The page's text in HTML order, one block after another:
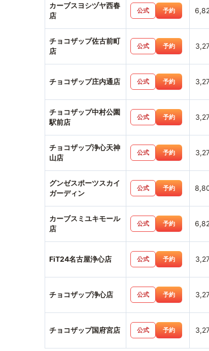
カーブスヨシヅヤ西春
店
公式 予約
チョコザップ佐古前町
店
公式 予約
チョコザップ庄内通店 公式 予約
チョコザップ中村公園
駅前店
公式 予約
チョコザップ浄心天神
山店
公式 予約
グンゼスポーツスカイ
ガーディン
公式 予約
カーブスミユキモール
店
公式 予約
FiT24名古屋浄心店 公式 予約
チョコザップ浄心店 公式 予約
チョコザップ国府宮店 公式 予約